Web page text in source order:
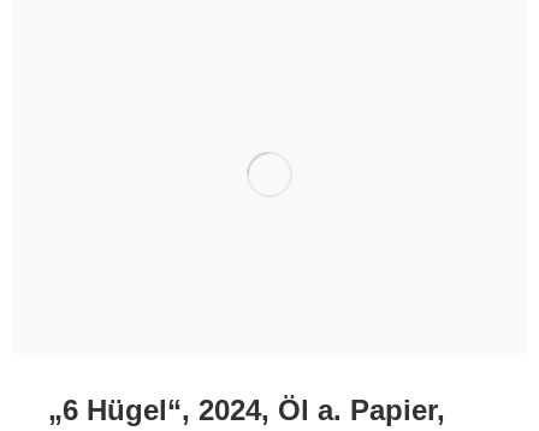
„6 Hügel“, 2024, Öl a. Papier,